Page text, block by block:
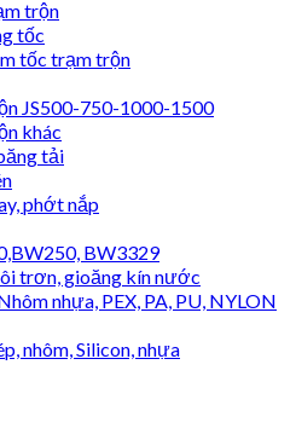
trộn
tốc
tốc trạm trộn
JS500-750-1000-1500
khác
tải
phớt nắp
BW3329
trơn, gioăng kín nước
nhựa, PEX, PA, PU, NYLON
nhôm, Silicon, nhựa